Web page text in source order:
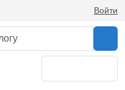
Войти